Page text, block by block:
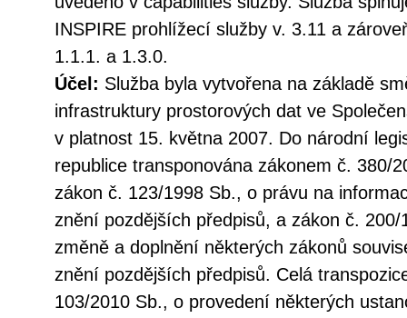
INSPIRE prohlížecí služby v. 3.11 a
1.1.1. a 1.3.0.
Účel: Služba byla vytvořena na základě
infrastruktury prostorových dat ve
v platnost 15. května 2007. Do národní
republice transponována zákonem č. 380/
zákon č. 123/1998 Sb., o právu na
znění pozdějších předpisů, a zákon č.
změně a doplnění některých zákonů
znění pozdějších předpisů. Celá
103/2010 Sb., o provedení některých